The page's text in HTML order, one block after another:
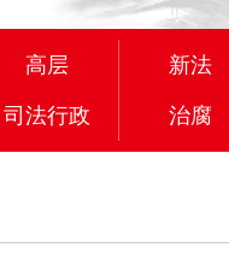
高层 新法
司法行政 治腐